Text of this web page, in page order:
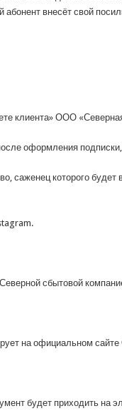
внесёт свой
клиента» ООО
оформления
саженец которого
сбытовой
на официальном
будет приходить на